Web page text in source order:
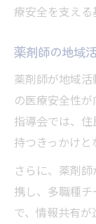
療安全を支える
薬剤師の地域
薬剤師が地域
の医療安全性
指導会では、
持つきっかけと
さらに、薬剤
携し、多職種
で、情報共有